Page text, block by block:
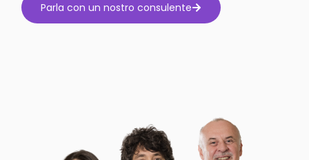
Parla con un nostro consulente